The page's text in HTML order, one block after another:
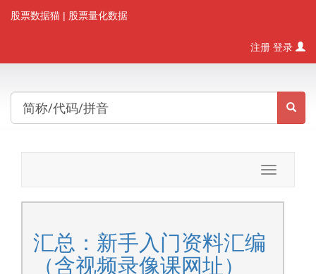
股票数据猫 | 股票量化数据
注册 登录
Toggle
汇总：新手入门资料汇编
（含视频录像课网址）